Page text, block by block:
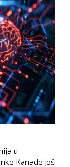
u
Kanade još